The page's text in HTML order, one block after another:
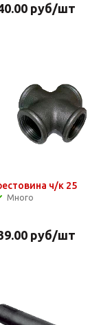
руб/шт
ч/к 25
Много
руб/шт